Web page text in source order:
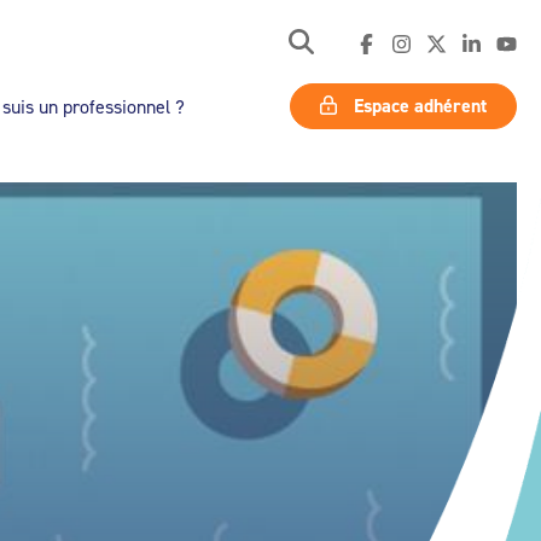
un professionnel ? Espace adhérent